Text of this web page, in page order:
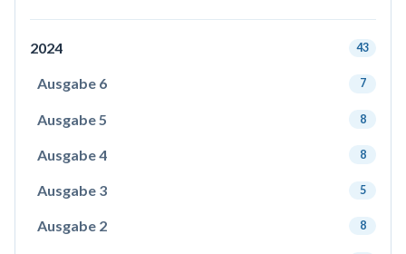
2024 43
Ausgabe 6 7
Ausgabe 5 8
Ausgabe 4 8
Ausgabe 3 5
Ausgabe 2 8